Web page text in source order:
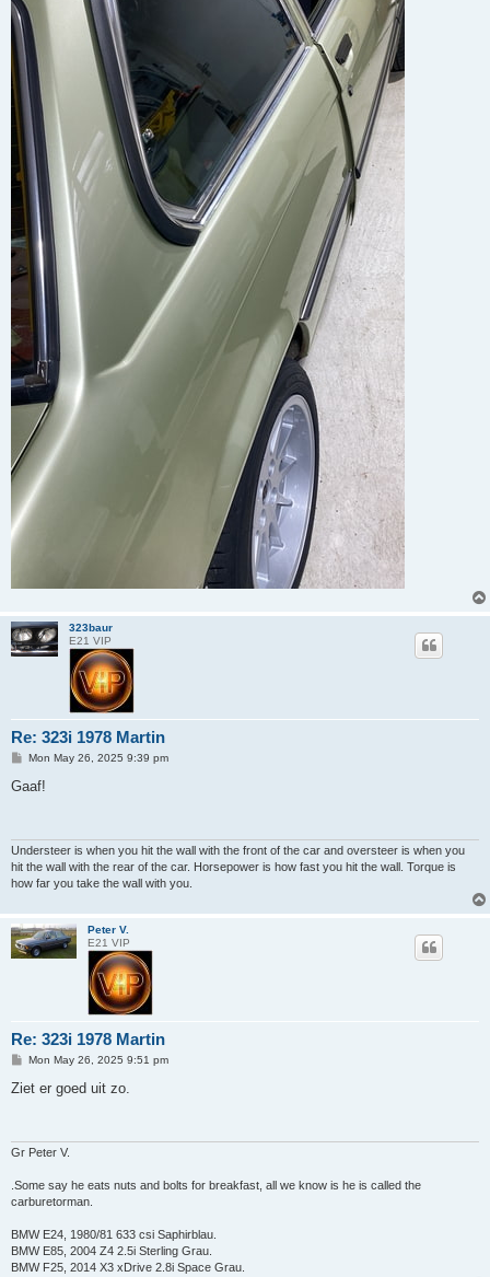
323baur
E21 VIP
Re: 323i 1978 Martin
P
s
Mon May 26, 2025 9:39 pm
Gaaf!
Understeer is when you hit the wall with the front of the car and oversteer is when you
hit the wall with the rear of the car. Horsepower is how fast you hit the wall. Torque is
how far you take the wall with you.
Peter V.
E21 VIP
Re: 323i 1978 Martin
P
s
Mon May 26, 2025 9:51 pm
Ziet er goed uit zo.
Gr Peter V.
.Some say he eats nuts and bolts for breakfast, all we know is he is called the
carburetorman.
BMW E24, 1980/81 633 csi Saphirblau.
BMW E85, 2004 Z4 2.5i Sterling Grau.
BMW F25, 2014 X3 xDrive 2.8i Space Grau.